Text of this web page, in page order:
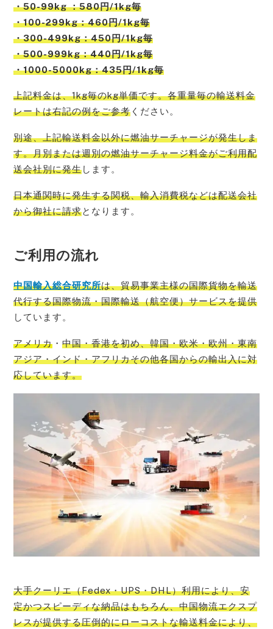
・50-99kg ：580円/1kg毎
・100-299kg：460円/1kg毎
・300-499kg：450円/1kg毎
・500-999kg：440円/1kg毎
・1000-5000kg：435円/1kg毎
上記料金は、1kg毎のkg単価です。各重量毎の輸送料金
レートは右記の例をご参考 ください。
別途、上記輸送料金以外に燃油サーチャージが発生しま
す。月別または週別の燃油サーチャージ料金がご利用配
送会社別に発生します。
日本通関時に発生する関税、輸入消費税などは配送会社
から御社に請求となります。
ご利用の流れ
中国輸入総合研究所は、貿易事業主様の国際貨物を輸送
代行する国際物流・国際輸送（航空便）サービスを提供
しています。
アメリカ ・中国・香港を初め、韓国・欧米・欧州・東南
アジア・インド・アフリカその他各国からの輸出入に対
応しています。
大手クーリエ（Fedex・UPS・DHL）利用により、安
定かつスピーディな納品はもちろん、中国物流エクスプ
レスが提供する圧倒的にローコストな輸送料金により、